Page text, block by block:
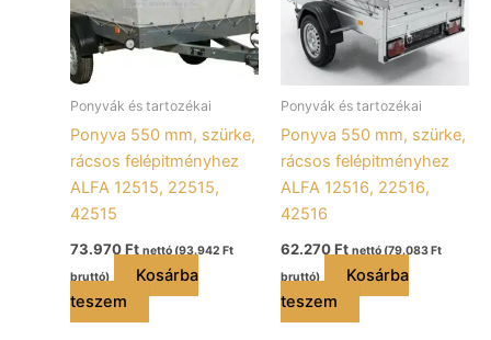
Ponyvák és tartozékai
Ponyva 550 mm, szürke,
rácsos felépitményhez
ALFA 12515, 22515,
42515
73.970Ft nettó (93.942 Ft
bruttó)
Kosárba
teszem
Ponyvák és tartozékai
Ponyva 550 mm, szürke,
rácsos felépitményhez
ALFA 12516, 22516,
42516
62.270Ft nettó (79.083Ft
bruttó)
Kosárba
teszem